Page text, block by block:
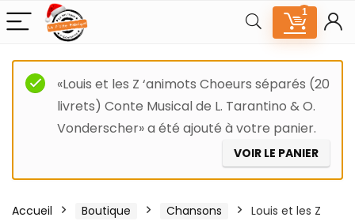
1
«Louis et les Z ‘animots Choeurs séparés (20
livrets) Conte Musical de L. Tarantino & O.
Vonderscher» a été ajouté à votre panier.
VOIR LE PANIER
Accueil Boutique Chansons
Louis et les Z